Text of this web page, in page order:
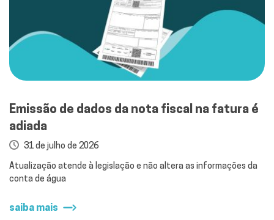
Emissão de dados da nota fiscal na fatura é
adiada
31 de julho de 2026
Atualização atende à legislação e não altera as informações da
conta de água
saiba mais